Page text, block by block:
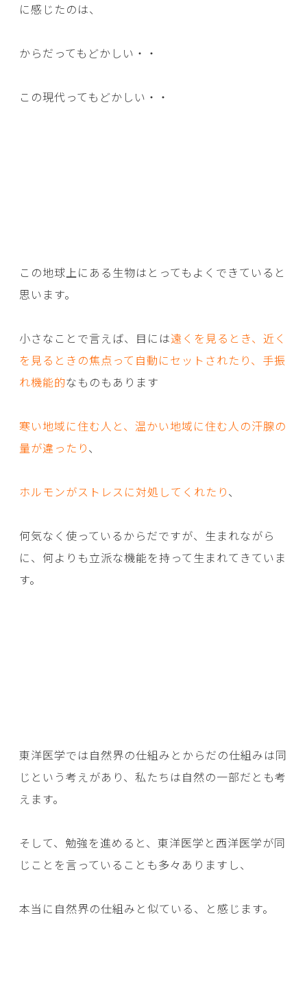
に感じたのは、
からだってもどかしい・・
この現代ってもどかしい・・
この地球上にある生物はとってもよくできていると
思います。
小さなことで言えば、目には遠くを見るとき、近く
を見るときの焦点って自動にセットされたり、手振
れ機能的なものもあります
寒い地域に住む人と、温かい地域に住む人の汗腺の
量が違ったり、
ホルモンがストレスに対処してくれたり、
何気なく使っているからだですが、生まれながら
に、何よりも立派な機能を持って生まれてきていま
す。
東洋医学では自然界の仕組みとからだの仕組みは同
じという考えがあり、私たちは自然の一部だとも考
えます。
そして、勉強を進めると、東洋医学と西洋医学が同
じことを言っていることも多々ありますし、
本当に自然界の仕組みと似ている、と感じます。